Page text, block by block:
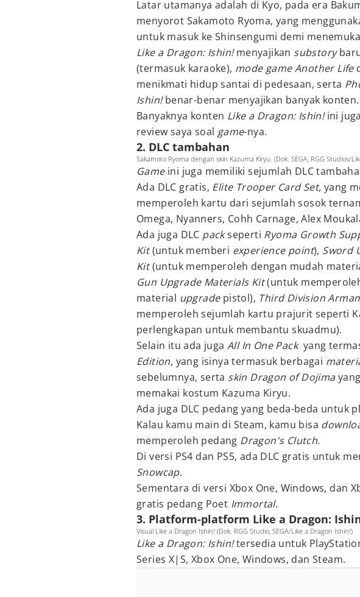
Latar utamanya adalah di Kyo, pada era
menyorot Sakamoto Ryoma, yang
untuk masuk ke Shinsengumi demi
Like a Dragon: Ishin!menyajikan substory
(termasuk karaoke), mode game Another Life
menikmati hidup santai di pedesaan, serta
Ishin!benar-benar menyajikan banyak konten.
Banyaknya konten Like a Dragon: Ishin!ini
review saya soal game-nya.
2. DLC tambahan
Sakamoto Ryoma dengan skin Kazuma Kiryu. (Dok. SEGA, RGG Studios/
Game ini juga memiliki sejumlah DLC
Ada DLC gratis, Elite Trooper Card Set,yang
memperoleh kartu dari sejumlah sosok
Omega, Nyanners, Cohh Carnage, Alex
Ada juga DLC packseperti Ryoma Growth
Kit(untuk memberi experience point), Sword
Kit(untuk memperoleh dengan mudah
Gun Upgrade Materials Kit(untuk
material upgrade pistol), Third Division
memperoleh sejumlah kartu prajurit seperti
perlengkapan untuk membantu skuadmu).
Selain itu ada juga All In One Pack yang
Edition, yang isinya termasuk berbagai
sebelumnya, serta skin Dragon of Dojima
memakai kostum Kazuma Kiryu.
Ada juga DLC pedang yang beda-beda untuk
Kalau kamu main di Steam, kamu bisa
memperoleh pedang Dragon's Clutch.
Di versi PS4 dan PS5, ada DLC gratis untuk
Snowcap.
Sementara di versi Xbox One, Windows, dan
gratis pedang Poet Immortal.
3. Platform-platform Like a Dragon:
Visual Like a Dragon Ishin! (Dok. RGG Studio, SEGA/Like a Dragon Ishin!)
Like a Dragon: Ishin!tersedia untuk
Series X|S, Xbox One, Windows, dan Steam.